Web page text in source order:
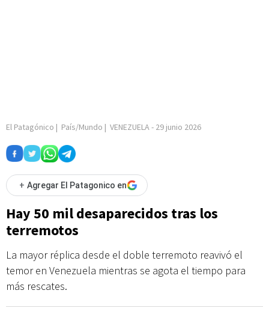
El Patagónico | País/Mundo | VENEZUELA- 29 junio 2026
+ Agregar El Patagonico en
Hay 50 mil desaparecidos tras los
terremotos
La mayor réplica desde el doble terremoto reavivó el
temor en Venezuela mientras se agota el tiempo para
más rescates.